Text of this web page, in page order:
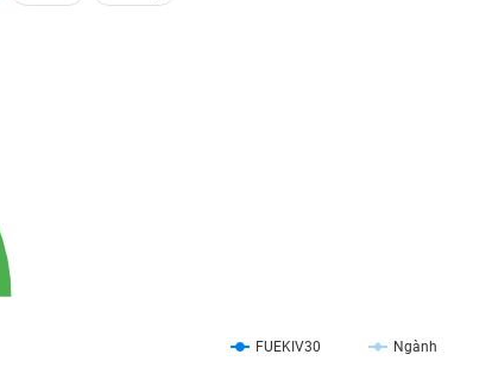
FUEKIV30 Ngành